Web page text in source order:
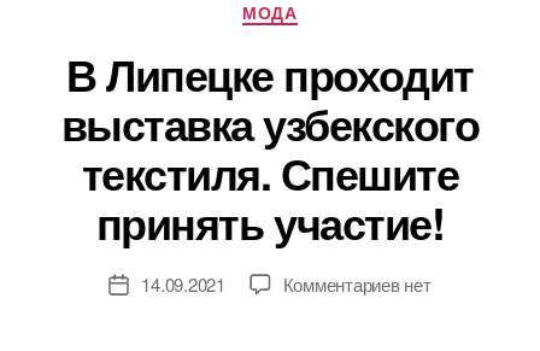
Рубрики
МОДА
В Липецке проходит
выставка узбекского
текстиля. Спешите
принять участие!
Дата14.09.2021 Комментариевк
нет